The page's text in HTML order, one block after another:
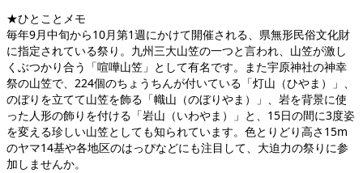
★ひとことメモ
毎年9月中旬から10月第1週にかけて開催される、県無形民俗文化財
に指定されている祭り。九州三大山笠の一つと言われ、山笠が激し
くぶつかり合う「喧嘩山笠」として有名です。また宇原神社の神幸
祭の山笠で、224個のちょうちんが付いている「灯山（ひやま）」、
のぼりを立てて山笠を飾る「幟山（のぼりやま）」、岩を背景に使
った人形の飾りを付ける「岩山（いわやま）」と、15日の間に3度姿
を変える珍しい山笠としても知られています。色とりどり高さ15m
のヤマ14基や各地区のはっぴなどにも注目して、大迫力の祭りに参
加しませんか。